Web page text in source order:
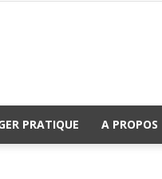
PRATIQUE A PROPOS